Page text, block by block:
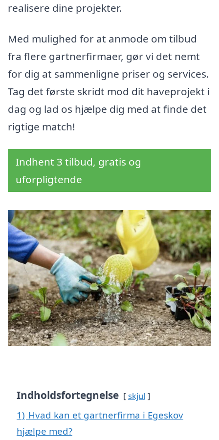
realisere dine projekter.
Med mulighed for at anmode om tilbud
fra flere gartnerfirmaer, gør vi det nemt
for dig at sammenligne priser og services.
Tag det første skridt mod dit haveprojekt i
dag og lad os hjælpe dig med at finde det
rigtige match!
Indhent 3 tilbud, gratis og
uforpligtende
Indholdsfortegnelse skjul
1) Hvad kan et gartnerfirma i Egeskov
hjælpe med?